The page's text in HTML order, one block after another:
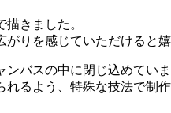
きました。
りを感じていただけると嬉
バスの中に閉じ込めていま
るよう、特殊な技法で制作